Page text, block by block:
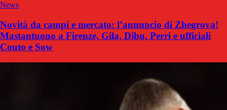
News
Novità da campi e mercato: l’annuncio di Zhegrova!
Mastantuono a Firenze, Gila, Dibu, Perri e ufficiali
Couto e Sow